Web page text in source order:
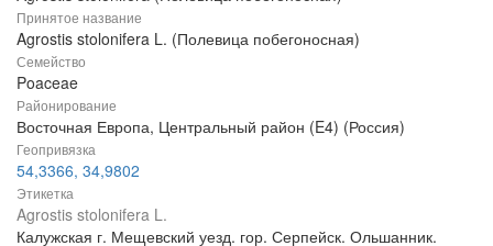
Принятое название
Agrostis stolonifera L. (Полевица побегоносная)
Семейство
Poaceae
Районирование
Восточная Европа, Центральный район (E4) (Россия)
Геопривязка
54,3366, 34,9802
Этикетка
Agrostis stolonifera L.
Калужская г. Мещевский уезд. гор. Серпейск. Ольшанник.